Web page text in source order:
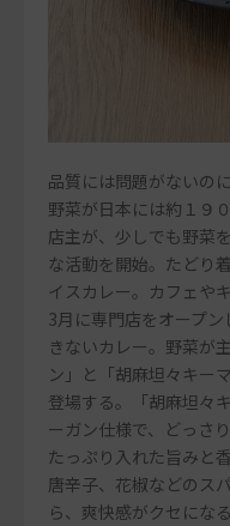
品質には問題がないの
野菜が日本には約１９
店主が、少しでも野菜
な活動を開始。たどり
イスカレー。カフェや
3月に専門店をオープ
きないカレー。野菜が
ン」と「胡麻坦々キー
登場する。「胡麻坦々
ーガン仕様で、どっさ
たっぷり入れた旨みと
唐辛子、花椒などのス
ら、爽快感がクセにな